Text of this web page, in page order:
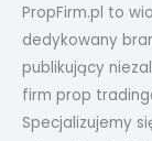
PropFirm.pl to
dedykowany
publikujący
firm prop
Specjalizujemy